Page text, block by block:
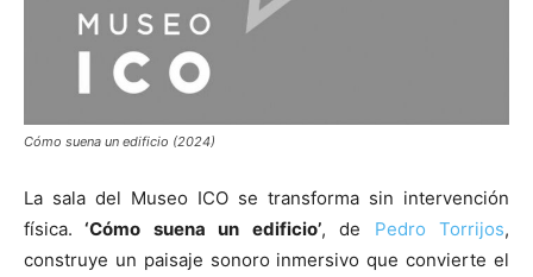
Cómo suena un edificio (2024)
La sala del Museo ICO se transforma sin intervención
física. ‘Cómo suena un edificio’, de Pedro Torrijos,
construye un paisaje sonoro inmersivo que convierte el